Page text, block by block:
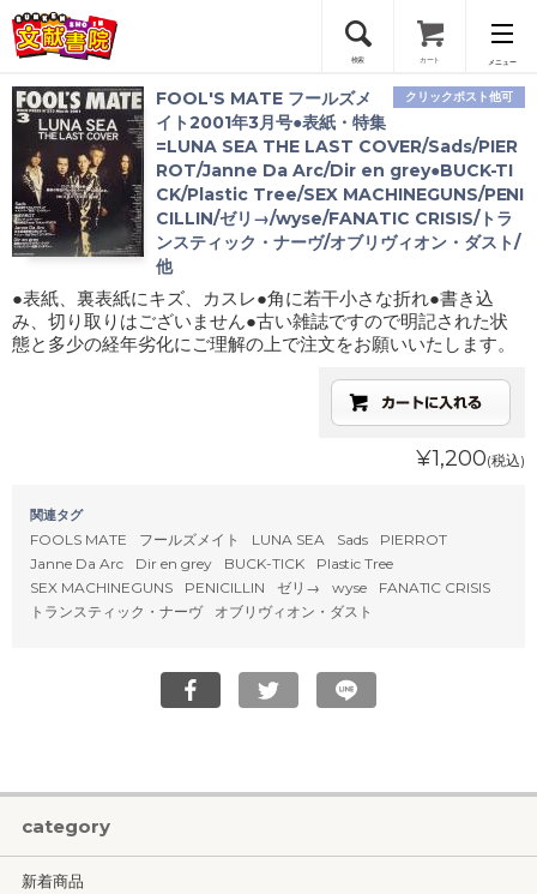
検索 カート メニュー
会員登録
ログイン
クリックポスト他可
FOOL'S MATE フールズメ
イト2001年3月号●表紙・特集
=LUNA SEA THE LAST COVER/Sads/PIER
ROT/Janne Da Arc/Dir en grey●BUCK-TI
CK/Plastic Tree/SEX MACHINEGUNS/PENI
CILLIN/ゼリ→/wyse/FANATIC CRISIS/トラ
ンスティック・ナーヴ/オブリヴィオン・ダスト/
他
●表紙、裏表紙にキズ、カスレ●角に若干小さな折れ●書き込
み、切り取りはございません●古い雑誌ですので明記された状
態と多少の経年劣化にご理解の上で注文をお願いいたします。
¥1,200(税込)
関連タグ
FOOLS MATE フールズメイト LUNA SEA Sads
PIERROT
Janne Da Arc
Dir en grey BUCK-TICK
Plastic Tree
SEX MACHINEGUNS
PENICILLIN ゼリ→ wyse
FANATIC CRISIS
トランスティック・ナーヴ
オブリヴィオン・ダスト
category
新着商品